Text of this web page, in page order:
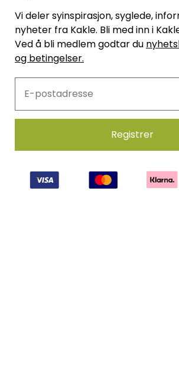
Vi deler syinspirasjon, syglede,
nyheter fra Kakle. Bli med inn i
Ved å bli medlem godtar du
og betingelser.